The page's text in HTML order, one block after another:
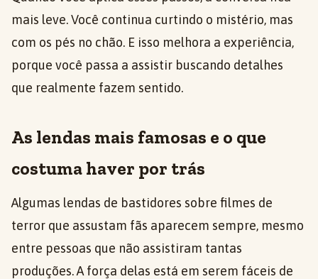
mais leve. Você continua curtindo o mistério, mas
com os pés no chão. E isso melhora a experiência,
porque você passa a assistir buscando detalhes
que realmente fazem sentido.
As lendas mais famosas e o que
costuma haver por trás
Algumas lendas de bastidores sobre filmes de
terror que assustam fãs aparecem sempre, mesmo
entre pessoas que não assistiram tantas
produções. A força delas está em serem fáceis de